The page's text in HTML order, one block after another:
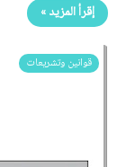
إقرأ المزيد »
قوانين وتشريعات